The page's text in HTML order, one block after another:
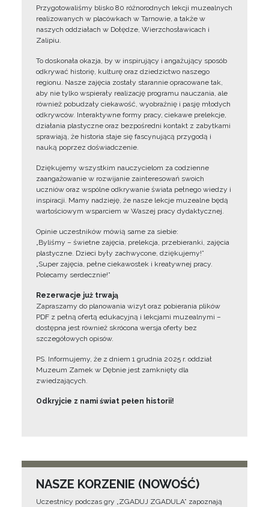
Przygotowaliśmy blisko 80 różnorodnych lekcji muzealnych
realizowanych w placówkach w Tarnowie, a także w
naszych oddziałach w Dołędze, Wierzchosławicach i
Zalipiu.
To doskonała okazja, by w inspirujący i angażujący sposób
odkrywać historię, kulturę oraz dziedzictwo naszego
regionu. Nasze zajęcia zostały starannie opracowane tak,
aby nie tylko wspierały realizację programu nauczania, ale
również pobudzały ciekawość, wyobraźnię i pasję młodych
odkrywców. Interaktywne formy pracy, ciekawe prelekcje,
działania plastyczne oraz bezpośredni kontakt z zabytkami
sprawiają, że historia staje się fascynującą przygodą i
nauką poprzez doświadczenie.
Dziękujemy wszystkim nauczycielom za codzienne
zaangażowanie w rozwijanie zainteresowań swoich
uczniów oraz wspólne odkrywanie świata pełnego wiedzy i
inspiracji. Mamy nadzieję, że nasze lekcje muzealne będą
wartościowym wsparciem w Waszej pracy dydaktycznej.
Opinie uczestników mówią same za siebie:
„Byliśmy – świetne zajęcia, prelekcja, przebieranki, zajęcia
plastyczne. Dzieci były zachwycone, dziękujemy!”
„Super zajęcia, pełne ciekawostek i kreatywnej pracy.
Polecamy serdecznie!”
Rezerwacje już trwają
Zapraszamy do planowania wizyt oraz pobierania plików
PDF z pełną ofertą edukacyjną i lekcjami muzealnymi –
dostępna jest również skrócona wersja oferty bez
szczegółowych opisów.
PS. Informujemy, że z dniem 1 grudnia 2025 r. oddział
Muzeum Zamek w Dębnie jest zamknięty dla
zwiedzających.
Odkryjcie z nami świat pełen historii!
NASZE KORZENIE (NOWOŚĆ)
Uczestnicy podczas gry „ZGADUJ ZGADULA” zapoznają